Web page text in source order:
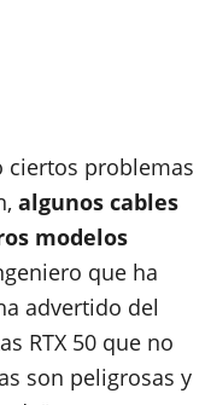
ciertos problemas
algunos cables
modelos
que ha
advertido del
RTX 50 que no
son peligrosas y